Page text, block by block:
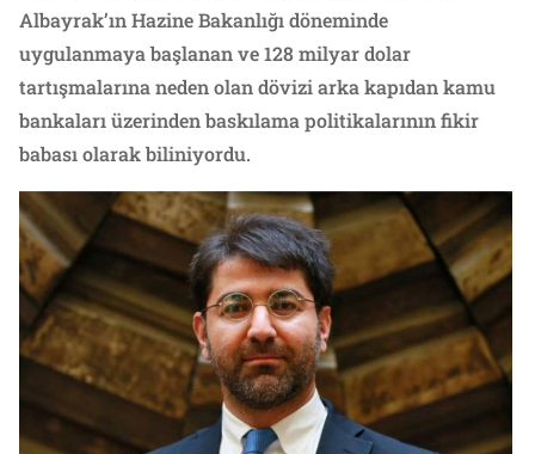
Albayrak’ın Hazine Bakanlığı döneminde
uygulanmaya başlanan ve 128 milyar dolar
tartışmalarına neden olan dövizi arka kapıdan kamu
bankaları üzerinden baskılama politikalarının fikir
babası olarak biliniyordu.